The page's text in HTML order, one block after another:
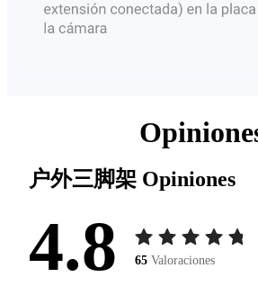
户外三脚架 Opiniones
4.8 65 Valoraciones